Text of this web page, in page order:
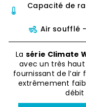
Capacité de
Air soufflé
La série Climate
avec un très
fournissant de
extrêmement
débit